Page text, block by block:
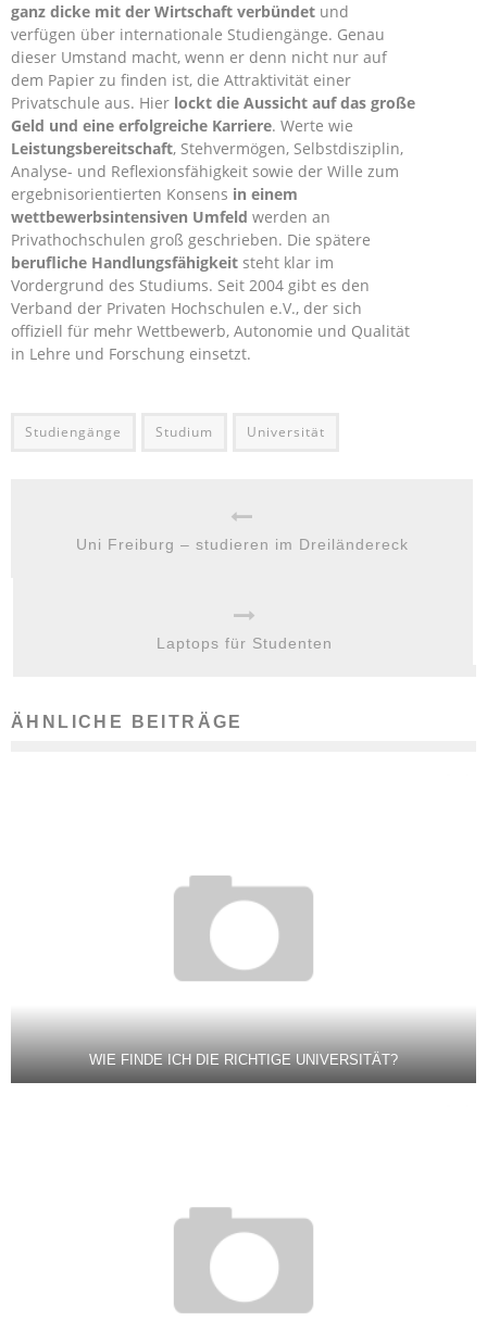
ganz dicke mit der Wirtschaft verbündet und
verfügen über internationale Studiengänge. Genau
dieser Umstand macht, wenn er denn nicht nur auf
dem Papier zu finden ist, die Attraktivität einer
Privatschule aus. Hier lockt die Aussicht auf das große
Geld und eine erfolgreiche Karriere. Werte wie
Leistungsbereitschaft, Stehvermögen, Selbstdisziplin,
Analyse- und Reflexionsfähigkeit sowie der Wille zum
ergebnisorientierten Konsens in einem
wettbewerbsintensiven Umfeld werden an
Privathochschulen groß geschrieben. Die spätere
berufliche Handlungsfähigkeit steht klar im
Vordergrund des Studiums. Seit 2004 gibt es den
Verband der Privaten Hochschulen e.V., der sich
offiziell für mehr Wettbewerb, Autonomie und Qualität
in Lehre und Forschung einsetzt.
Studiengänge Studium Universität
Uni Freiburg – studieren im Dreiländereck
Laptops für Studenten
ÄHNLICHE BEITRÄGE
WIE FINDE ICH DIE RICHTIGE UNIVERSITÄT?